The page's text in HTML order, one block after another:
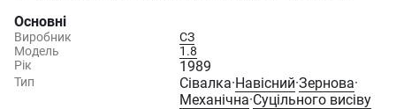
Основні
Виробник
СЗ
Модель
1.8
Рік
1989
Тип Сівалка·Навісний·Зернова·
Механічна·Суцільного висіву